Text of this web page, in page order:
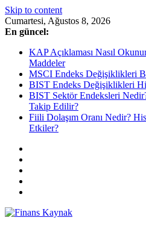
Skip to content
Cumartesi, Ağustos 8, 2026
En güncel:
KAP Açıklaması Nasıl
Maddeler
MSCI Endeks Değişiklikleri
BIST Endeks Değişiklikleri
BIST Sektör Endeksleri
Takip Edilir?
Fiili Dolaşım Oranı Nedir?
Etkiler?